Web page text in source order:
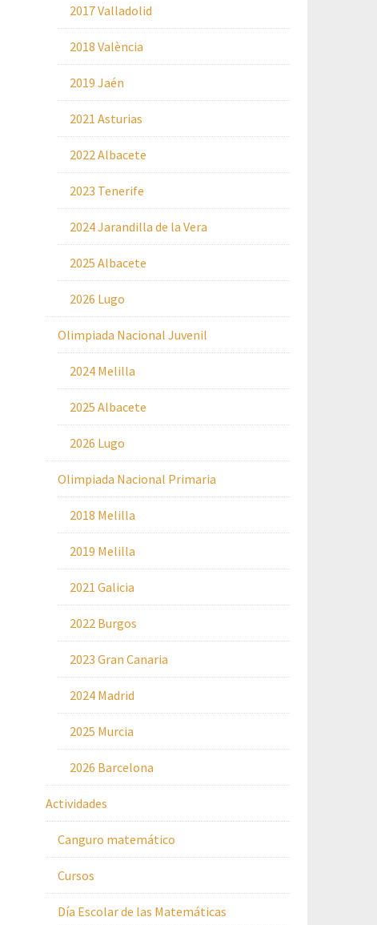
2017 Valladolid
2018 València
2019 Jaén
2021 Asturias
2022 Albacete
2023 Tenerife
2024 Jarandilla de la Vera
2025 Albacete
2026 Lugo
Olimpiada Nacional Juvenil
2024 Melilla
2025 Albacete
2026 Lugo
Olimpiada Nacional Primaria
2018 Melilla
2019 Melilla
2021 Galicia
2022 Burgos
2023 Gran Canaria
2024 Madrid
2025 Murcia
2026 Barcelona
Actividades
Canguro matemático
Cursos
Día Escolar de las Matemáticas